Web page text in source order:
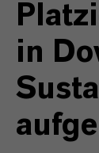
in